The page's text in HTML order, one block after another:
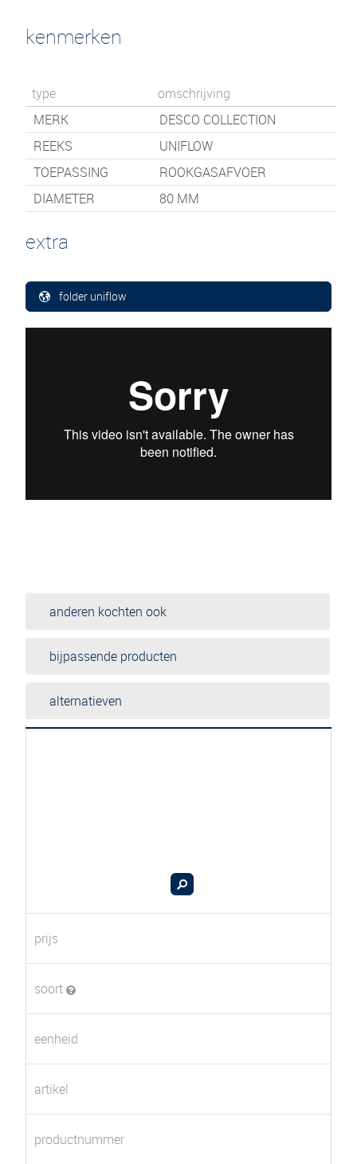
kenmerken
type
omschrijving
MERK
DESCO COLLECTION
REEKS
UNIFLOW
TOEPASSING
ROOKGASAFVOER
DIAMETER
80 MM
extra
folder uniflow
anderen kochten ook
bijpassende producten
alternatieven
prijs
soort
eenheid
artikel
productnummer